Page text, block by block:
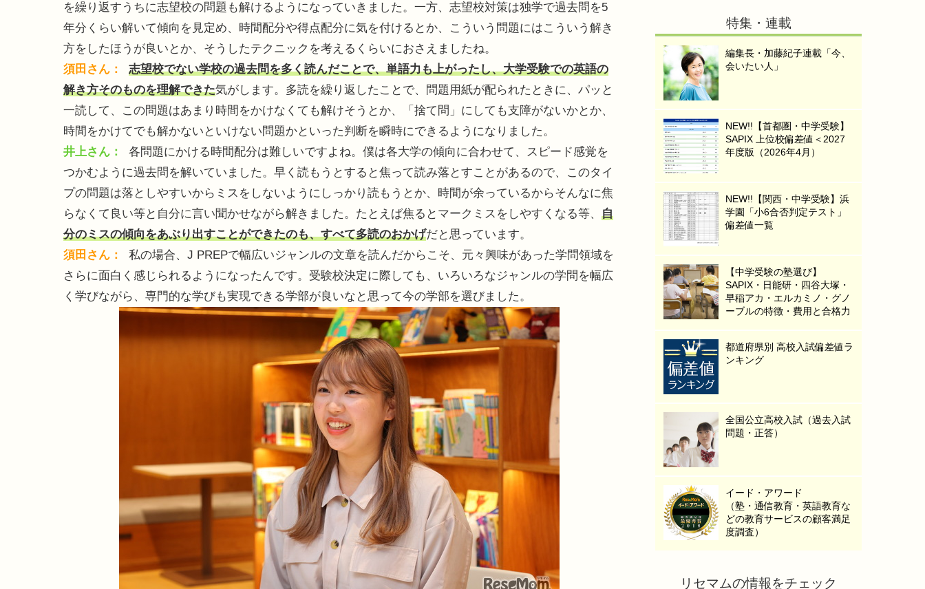
を繰り返すうちに志望校の問題も解けるようになっていきました。一方、志望校対策は独学で過去問を5
年分くらい解いて傾向を見定め、時間配分や得点配分に気を付けるとか、こういう問題にはこういう解き
方をしたほうが良いとか、そうしたテクニックを考えるくらいにおさえましたね。
須田さん：
志望校でない学校の過去問を多く読んだことで、単語力も上がったし、大学受験での英語の
解き方そのものを理解できた気がします。多読を繰り返したことで、問題用紙が配られたときに、パッと
一読して、この問題はあまり時間をかけなくても解けそうとか、「捨て問」にしても支障がないかとか、
時間をかけてでも解かないといけない問題かといった判断を瞬時にできるようになりました。
井上さん：
各問題にかける時間配分は難しいですよね。僕は各大学の傾向に合わせて、スピード感覚を
つかむように過去問を解いていました。早く読もうとすると焦って読み落とすことがあるので、このタイ
プの問題は落としやすいからミスをしないようにしっかり読もうとか、時間が余っているからそんなに焦
らなくて良い等と自分に言い聞かせながら解きました。たとえば焦るとマークミスをしやすくなる等、 自
分のミスの傾向をあぶり出すことができたのも、すべて多読のおかげだと思っています。
須田さん：
私の場合、J PREPで幅広いジャンルの文章を読んだからこそ、元々興味があった学問領域を
さらに面白く感じられるようになったんです。受験校決定に際しても、いろいろなジャンルの学問を幅広
く学びながら、専門的な学びも実現できる学部が良いなと思って今の学部を選びました。
特集・連載
編集長・加藤紀子連載「今、
会いたい人」
NEW!!【首都圏・中学受験】
SAPIX 上位校偏差値＜2027
年度版（2026年4月）
NEW!!【関西・中学受験】浜
学園「小6合否判定テスト」
偏差値一覧
【中学受験の塾選び】
SAPIX・日能研・四谷大塚・
早稲アカ・エルカミノ・グノ
ーブルの特徴・費用と合格力
都道府県別 高校入試偏差値ラ
ンキング
全国公立高校入試（過去入試
問題・正答）
イード・アワード
（塾・通信教育・英語教育な
どの教育サービスの顧客満足
度調査）
リセマムの情報をチェック